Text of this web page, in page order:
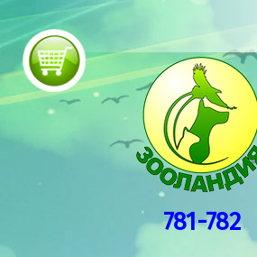
781-782